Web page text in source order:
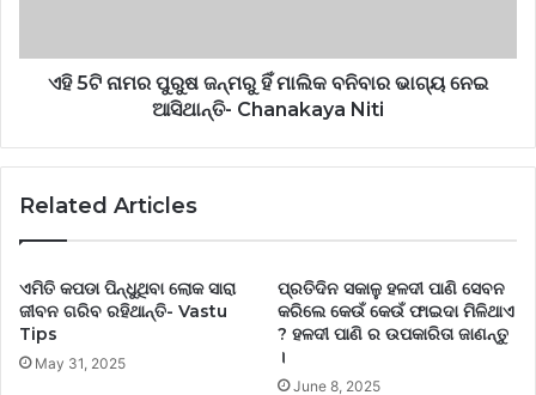
ଏହି 5ଟି ନାମର ପୁରୁଷ ଜନ୍ମରୁ ହିଁ ମାଲିକ ବନିବାର ଭାଗ୍ୟ ନେଇ
ଆସିଥାନ୍ତି- Chanakaya Niti
Related Articles
ଏମିତି କପଡା ପିନ୍ଧୁଥିବା ଲୋକ ସାରା
ଜୀବନ ଗରିବ ରହିଥାନ୍ତି- Vastu
Tips
May 31, 2025
ପ୍ରତିଦିନ ସକାଳୁ ହଳଦୀ ପାଣି ସେବନ
କରିଲେ କେଉଁ କେଉଁ ଫାଇଦା ମିଳିଥାଏ
? ହଳଦୀ ପାଣି ର ଉପକାରିତା ଜାଣନ୍ତୁ
।
June 8, 2025